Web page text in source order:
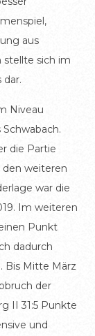
aus
stellte sich im
dar.
Niveau
die Partie
den weiteren
war die
Im weiteren
Punkt
dadurch
Bis Mitte März
der
II 31:5 Punkte
und